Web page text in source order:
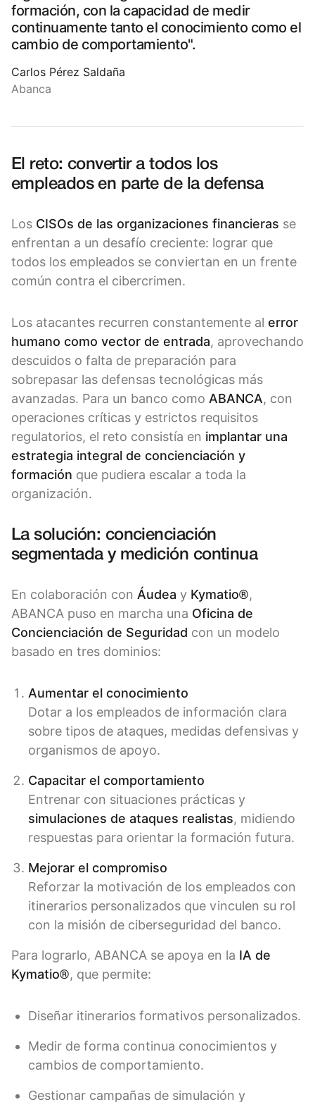
formación, con la capacidad de medir
continuamente tanto el conocimiento como el
cambio de comportamiento".
Carlos Pérez Saldaña
Abanca
El reto: convertir a todos los
empleados en parte de la defensa
Los CISOs de las organizaciones financieras se
enfrentan a un desafío creciente: lograr que
todos los empleados se conviertan en un frente
común contra el cibercrimen.
Los atacantes recurren constantemente al error
humano como vector de entrada, aprovechando
descuidos o falta de preparación para
sobrepasar las defensas tecnológicas más
avanzadas. Para un banco como ABANCA, con
operaciones críticas y estrictos requisitos
regulatorios, el reto consistía en implantar una
estrategia integral de concienciación y
formación que pudiera escalar a toda la
organización.
La solución: concienciación
segmentada y medición continua
En colaboración con Áudea y Kymatio®,
ABANCA puso en marcha una Oficina de
Concienciación de Seguridad con un modelo
basado en tres dominios:
Aumentar el conocimiento
Dotar a los empleados de información clara
sobre tipos de ataques, medidas defensivas y
organismos de apoyo.
Capacitar el comportamiento
Entrenar con situaciones prácticas y
simulaciones de ataques realistas, midiendo
respuestas para orientar la formación futura.
Mejorar el compromiso
Reforzar la motivación de los empleados con
itinerarios personalizados que vinculen su rol
con la misión de ciberseguridad del banco.
Para lograrlo, ABANCA se apoya en la IA de
Kymatio®, que permite:
Diseñar itinerarios formativos personalizados.
Medir de forma continua conocimientos y
cambios de comportamiento.
Gestionar campañas de simulación y